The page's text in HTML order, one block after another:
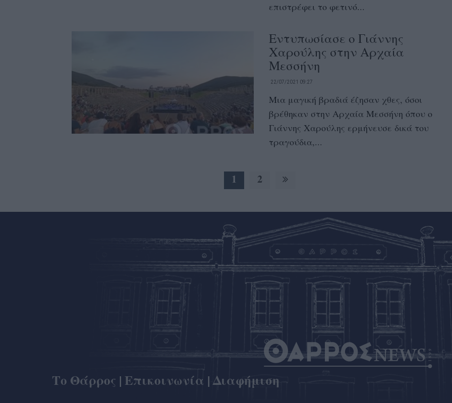
επιστρέφει το φετινό...
Εντυπωσίασε ο Γιάννης
Χαρούλης στην Αρχαία
Μεσσήνη
22/07/2021 09:27
Μια μαγική βραδιά έζησαν χθες, όσοι
βρέθηκαν στην Αρχαία Μεσσήνη όπου ο
Γιάννης Χαρούλης ερμήνευσε δικά του
τραγούδια,...
1 2
Το Θάρρος | Επικοινωνία |Διαφήμιση